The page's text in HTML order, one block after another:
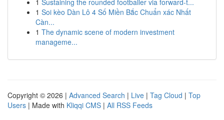
1 Sustaining the rounded footballer via forward-t...
1 Soi kèo Dàn Lô 4 Số Miền Bắc Chuẩn xác Nhất
Càn...
1 The dynamic scene of modern investment
manageme...
Copyright © 2026 | Advanced Search | Live | Tag Cloud | Top
Users | Made with Kliqqi CMS | All RSS Feeds